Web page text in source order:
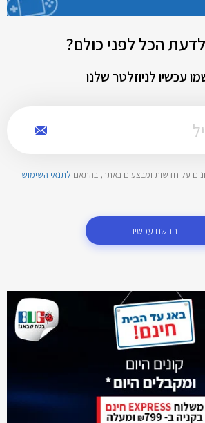
הכל לפני כולם?
עכשיו לניוזלטר שלנו
על חדשות ומבצעים באתר, בהתאם לתנאי השימוש
הרשם עכשיו